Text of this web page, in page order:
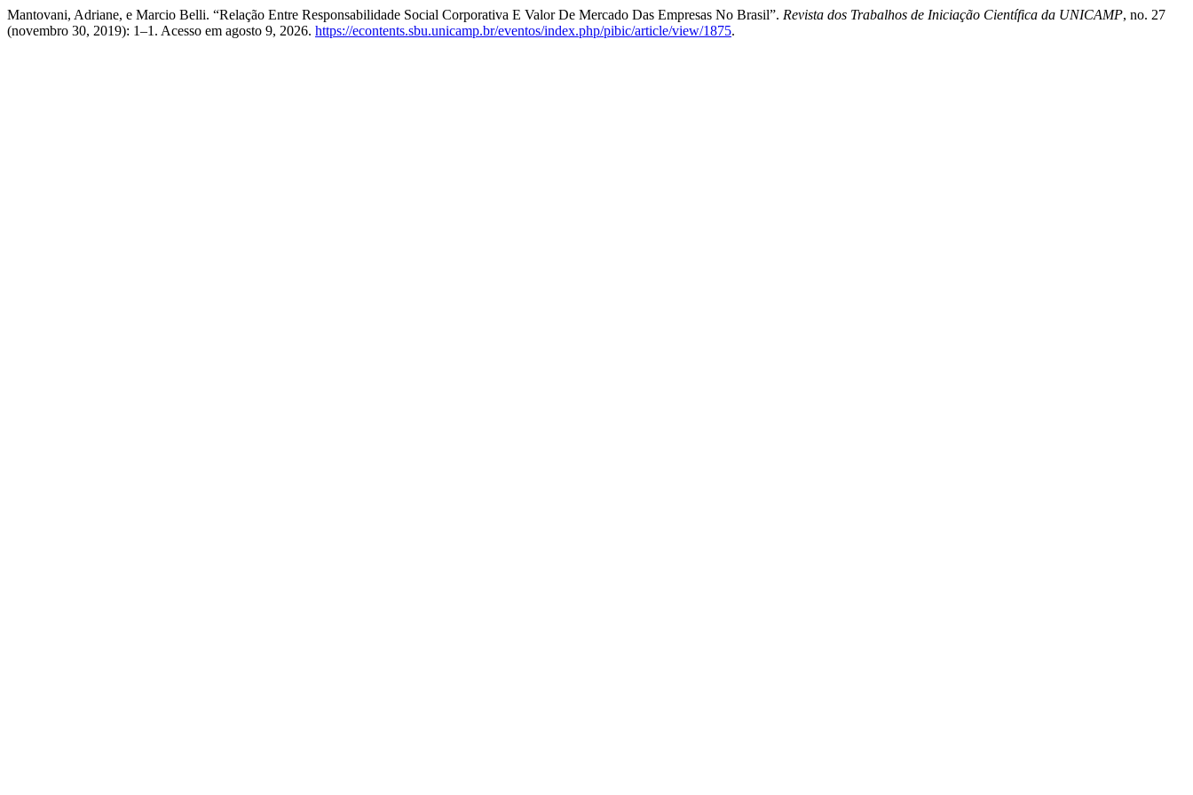
Mantovani, Adriane, e Marcio Belli. “Relação Entre Responsabilidade Social Corporativa E Valor De Mercado Das Empresas No Brasil”. Revista dos Trabalhos de Iniciação Científica da UNICAMP, no. 27
(novembro 30, 2019): 1–1. Acesso em agosto 9, 2026. https://econtents.sbu.unicamp.br/eventos/index.php/pibic/article/view/1875.